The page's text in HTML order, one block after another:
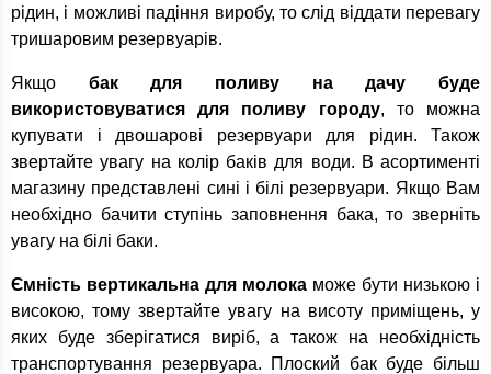
рідин, і можливі падіння виробу, то слід віддати перевагу
тришаровим резервуарів.
Якщо бак для поливу на дачу буде
використовуватися для поливу городу, то можна
купувати і двошарові резервуари для рідин. Також
звертайте увагу на колір баків для води. В асортименті
магазину представлені сині і білі резервуари. Якщо Вам
необхідно бачити ступінь заповнення бака, то зверніть
увагу на білі баки.
Ємність вертикальна для молока може бути низькою і
високою, тому звертайте увагу на висоту приміщень, у
яких буде зберігатися виріб, а також на необхідність
транспортування резервуара. Плоский бак буде більш